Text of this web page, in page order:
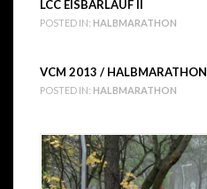
LCC EISBÄRLAUF II
POSTED IN: HALBMARATHON
VCM 2013 / HALBMARATHON
POSTED IN: HALBMARATHON